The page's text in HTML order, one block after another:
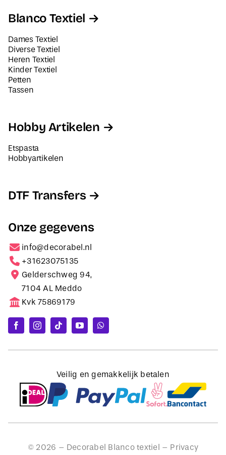
Blanco Textiel
Dames Textiel
Diverse Textiel
Heren Textiel
Kinder Textiel
Petten
Tassen
Hobby Artikelen
Etspasta
Hobbyartikelen
DTF Transfers
Onze gegevens
info@decorabel.nl
+31623075135
Gelderschweg 94,
7104 AL Meddo
Kvk 75869179
Veilig en gemakkelijk betalen
© 2026 – Decorabel Blanco textiel – Privacy